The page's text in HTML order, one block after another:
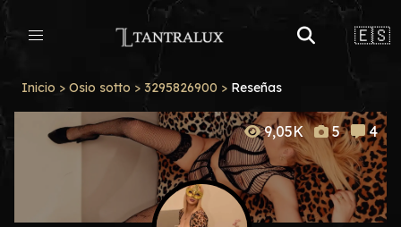
🇪🇸
Inicio > Osio sotto > 3295826900 > Reseñas
9,05K 5 4